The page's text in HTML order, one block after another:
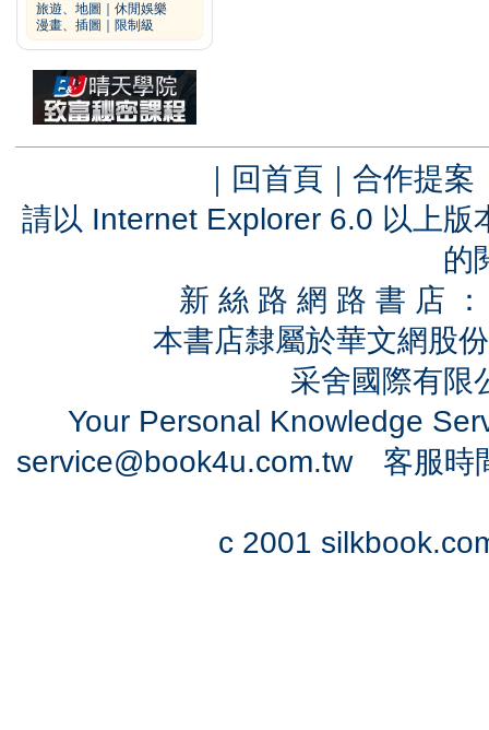
旅遊、地圖
休閒娛樂
漫畫、插圖
限制級
｜ 回首頁 ｜ 合作提案
請以 Internet Explorer 6.0 以上
的
新 絲 路 網 路 書 店
本書店隸屬於華文網股
采舍國際有
Your Personal Knowledge
service@book4u.com.tw客服時
c 2001